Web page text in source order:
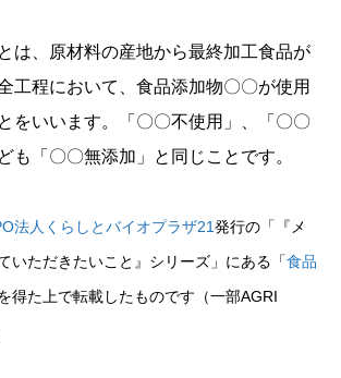
は、原材料の産地から最終加工食品が
工程において、食品添加物〇〇が使用
をいいます。「〇〇不使用」、「〇〇
も「〇〇無添加」と同じことです。
法人くらしとバイオプラザ21発行の「『メ
いただきたいこと』シリーズ」にある「食品
得た上で転載したものです（一部AGRI